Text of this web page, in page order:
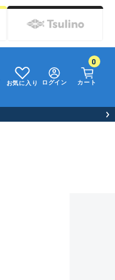
お気に入り ログイン カート
0